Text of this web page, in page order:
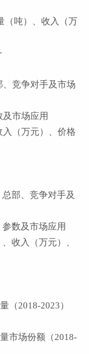
（吨）、收入（万
竞争对手及市场
市场应用
（万元）、价格
部、竞争对手及
数及市场应用
收入（万元）、
（2018-2023）
市场份额（2018-